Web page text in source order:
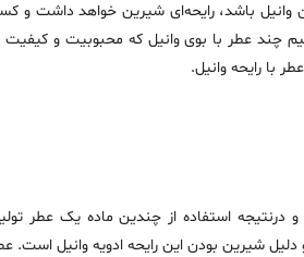
باشد، رایحه‌ای شیرین خواهد داشت و
چند عطر با بوی وانیل که محبوبیت و کیفیت
و درنتیجه استفاده از چندین ماده یک عطر
دلیل شیرین بودن این رایحه ادویه وانیل است.